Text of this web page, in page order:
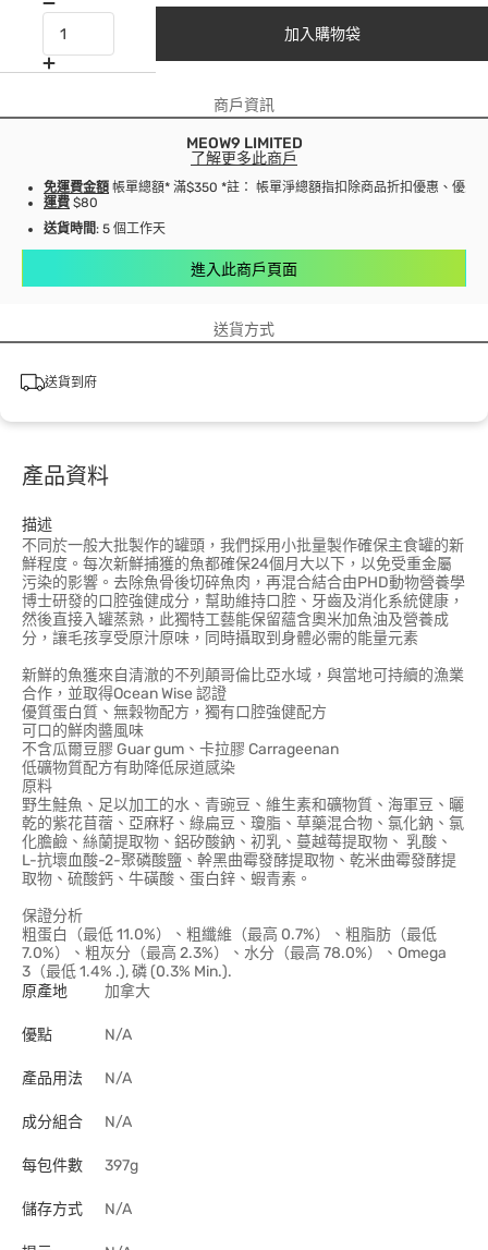
加入購物袋
商戶資訊
MEOW9 LIMITED
了解更多此商戶
免運費金額 帳單總額* 滿$350 *註： 帳單淨總額指扣除商品折扣優惠、優惠
運費 $80
送貨時間: 5 個工作天
進入此商戶頁面
送貨方式
送貨到府
產品資料
描述
不同於一般大批製作的罐頭，我們採用小批量製作確保主食罐的新
鮮程度。每次新鮮捕獲的魚都確保24個月大以下，以免受重金屬
污染的影響。去除魚骨後切碎魚肉，再混合結合由PHD動物營養學
博士研發的口腔強健成分，幫助維持口腔、牙齒及消化系統健康，
然後直接入罐蒸熟，此獨特工藝能保留蘊含奧米加魚油及營養成
分，讓毛孩享受原汁原味，同時攝取到身體必需的能量元素
新鮮的魚獲來自清澈的不列顛哥倫比亞水域，與當地可持續的漁業
合作，並取得Ocean Wise 認證
優質蛋白質、無穀物配方，獨有口腔強健配方
可口的鮮肉醬風味
不含瓜爾豆膠 Guar gum、卡拉膠 Carrageenan
低礦物質配方有助降低尿道感染
原料
野生鮭魚、足以加工的水、青豌豆、維生素和礦物質、海軍豆、曬
乾的紫花苜蓿、亞麻籽、綠扁豆、瓊脂、草藥混合物、氯化鈉、氯
化膽鹼、絲蘭提取物、鋁矽酸鈉、初乳、蔓越莓提取物、 乳酸、
L-抗壞血酸-2-聚磷酸鹽、幹黑曲霉發酵提取物、乾米曲霉發酵提
取物、硫酸鈣、牛磺酸、蛋白鋅、蝦青素。
保證分析
粗蛋白（最低 11.0%）、粗纖維（最高 0.7%）、粗脂肪（最低
7.0%）、粗灰分（最高 2.3%）、水分（最高 78.0%）、Omega
3（最低 1.4% .), 磷 (0.3% Min.).
原產地
加拿大
優點 N/A
產品用法 N/A
成分組合 N/A
每包件數 397g
儲存方式 N/A